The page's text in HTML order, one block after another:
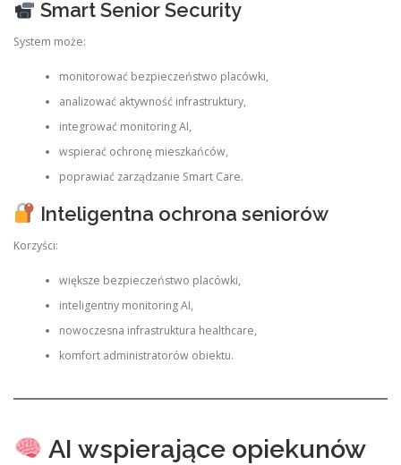
Smart Senior Security
System może:
monitorować bezpieczeństwo placówki,
analizować aktywność infrastruktury,
integrować monitoring AI,
wspierać ochronę mieszkańców,
poprawiać zarządzanie Smart Care.
Inteligentna ochrona seniorów
Korzyści:
większe bezpieczeństwo placówki,
inteligentny monitoring AI,
nowoczesna infrastruktura healthcare,
komfort administratorów obiektu.
AI wspierające opiekunów